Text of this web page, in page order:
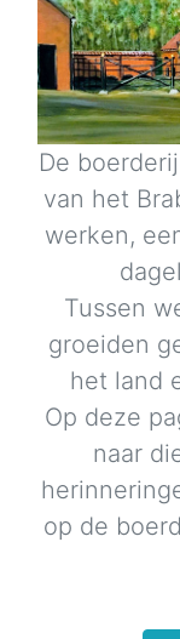
De
van het
werken,
Tussen
groeiden
het land
Op deze
naar
op de